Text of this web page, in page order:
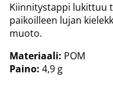
Kiinnitystappi lukittuu
paikoilleen lujan
muoto.
Materiaali: POM
Paino: 4,9 g